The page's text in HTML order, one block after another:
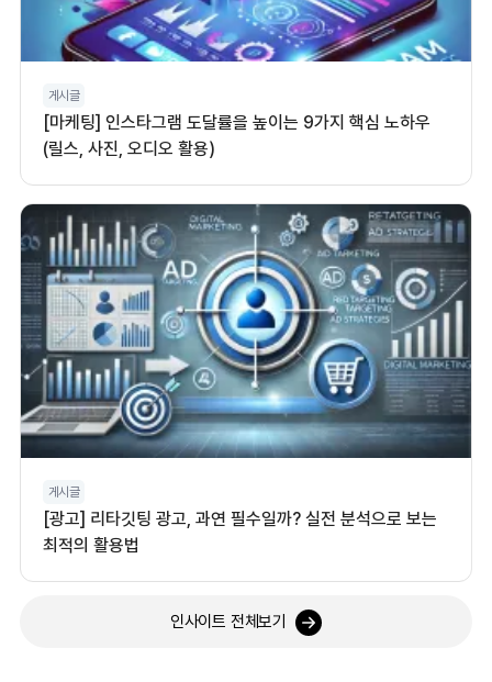
게시글
[마케팅] 인스타그램 도달률을 높이는 9가지 핵심 노하우
(릴스, 사진, 오디오 활용)
게시글
[광고] 리타깃팅 광고, 과연 필수일까? 실전 분석으로 보는
최적의 활용법
인사이트 전체보기